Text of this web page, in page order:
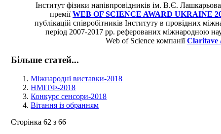
Інститут фізики напівпровідників ім. В.Є.
преміїWEB OF SCIENCE AWARD UKRAINE
публікацій співробітників Інституту в провідних
період 2007-2017 рр. реферованих міжнародною
Web of Science компаніїClaritave
Більше статей...
Міжнародні виставки-2018
НМІТФ-2018
Конкурс сенсори-2018
Вітання із обранням
Сторінка 62 з 66